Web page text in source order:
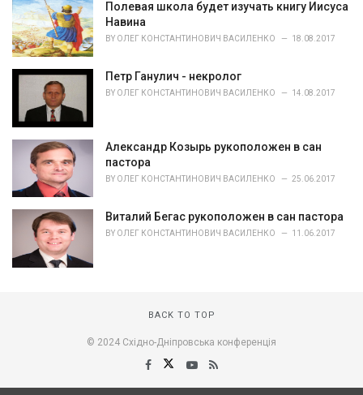
Полевая школа будет изучать книгу Иисуса
Навина
BY ОЛЕГ КОНСТАНТИНОВИЧ ВАСИЛЕНКО 18.08.2017
Петр Ганулич - некролог
BY ОЛЕГ КОНСТАНТИНОВИЧ ВАСИЛЕНКО 14.08.2017
Александр Козырь рукоположен в сан
пастора
BY ОЛЕГ КОНСТАНТИНОВИЧ ВАСИЛЕНКО 25.06.2017
Виталий Бегас рукоположен в сан пастора
BY ОЛЕГ КОНСТАНТИНОВИЧ ВАСИЛЕНКО 11.06.2017
BACK TO TOP
© 2024 Східно-Дніпровська конференція